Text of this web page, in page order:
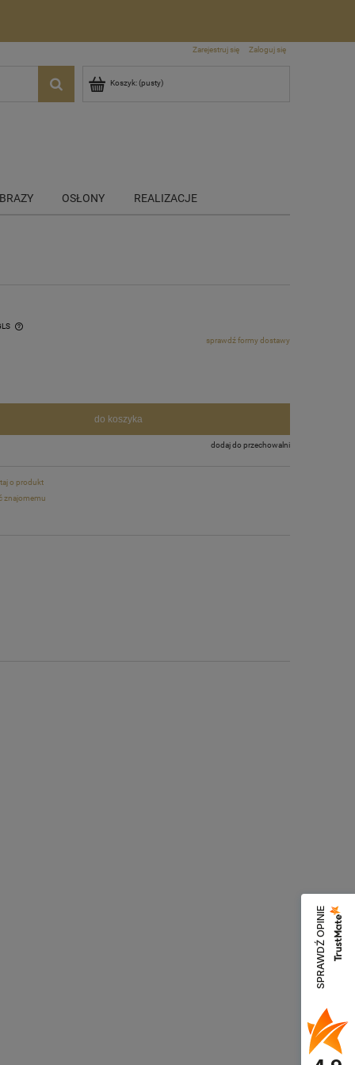
Zarejestruj się Zaloguj się
Koszyk:(pusty)
OSŁONY REALIZACJE
sprawdź formy dostawy
do koszyka
dodaj do przechowalni
o produkt
znajomemu
SPRAWDŹ OPINIE